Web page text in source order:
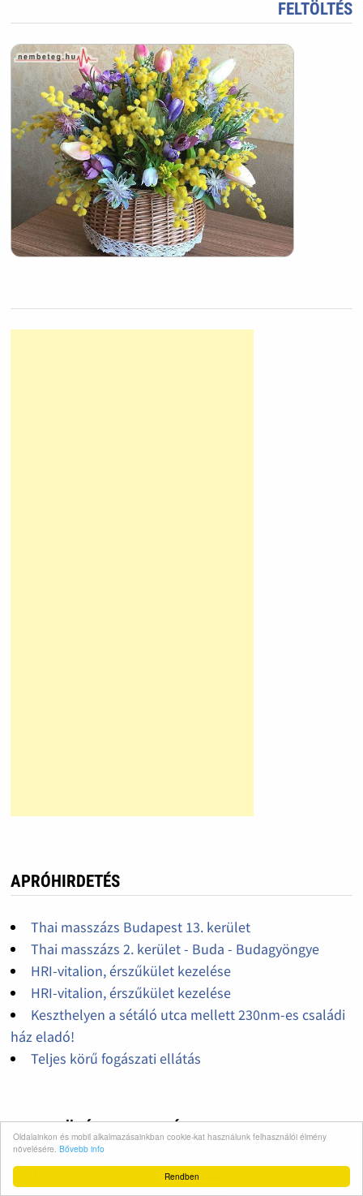
Rendben
Oldalainkon és mobil alkalmazásainkban cookie-kat használunk felhasználói élmény
növelésére. Bővebb info
FELTÖLTÉS
APRÓHIRDETÉS
Thai masszázs Budapest 13. kerület
Thai masszázs 2. kerület - Buda - Budagyöngye
HRI-vitalion, érszűkület kezelése
HRI-vitalion, érszűkület kezelése
Keszthelyen a sétáló utca mellett 230nm-es családi
ház eladó!
Teljes körű fogászati ellátás
A NAPSÜTÉS - SZAVAZÁS